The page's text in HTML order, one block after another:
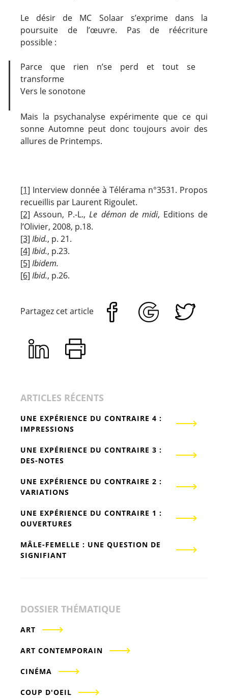
Le désir de MC Solaar s’exprime dans la
poursuite de l’œuvre. Pas de réécriture
possible :
Parce que rien n’se perd et tout se
transforme
Vers le sonotone
Mais la psychanalyse expérimente que ce qui
sonne Automne peut donc toujours avoir des
allures de Printemps.
[1] Interview donnée à Télérama n°3531. Propos
recueillis par Laurent Rigoulet.
[2] Assoun, P.-L.,Le démon de midi, Editions de
l’Olivier, 2008, p.18.
[3] Ibid., p. 21.
[4] Ibid., p.23.
[5] Ibidem.
[6] Ibid., p.26.
Partagez cet article
ARTICLES RÉCENTS
UNE EXPÉRIENCE DU CONTRAIRE 4 :
IMPRESSIONS
UNE EXPÉRIENCE DU CONTRAIRE 3 :
DES-NOTES
UNE EXPÉRIENCE DU CONTRAIRE 2 :
VARIATIONS
UNE EXPÉRIENCE DU CONTRAIRE 1 :
OUVERTURES
MÂLE-FEMELLE : UNE QUESTION DE
SIGNIFIANT
DOSSIER THÉMATIQUE
ART
ART CONTEMPORAIN
CINÉMA
COUP D'OEIL